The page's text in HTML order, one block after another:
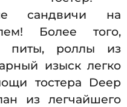
сандвичи на
Более того,
питы, роллы из
изыск легко
тостера Deep
из легчайшего